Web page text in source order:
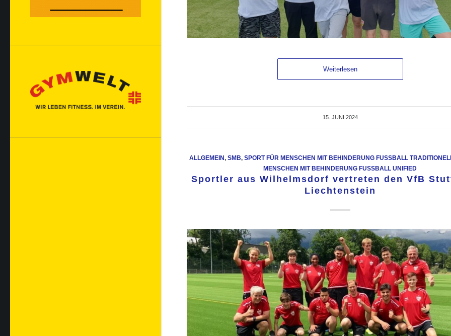
Weiterlesen
15. JUNI 2024
ALLGEMEIN, SMB, SPORT FÜR MENSCHEN MIT BEHINDERUNG FUSSBALL TRADITIONELL
MENSCHEN MIT BEHINDERUNG FUSSBALL UNIFIED
Sportler aus Wilhelmsdorf vertreten den VfB
Liechtenstein